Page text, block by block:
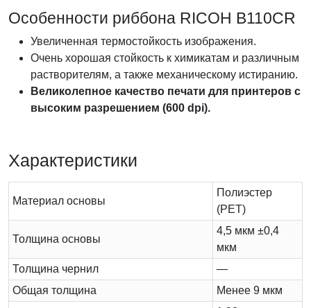
Особенности риббона RICOH B110CR
Увеличенная термостойкость изображения.
Очень хорошая стойкость к химикатам и различным
растворителям, а также механическому истиранию.
Великолепное качество печати для принтеров с
высоким разрешением (600 dpi).
Характеристики
Материал основы
Полиэстер
(PET)
Толщина основы
4,5 мкм ±0,4
мкм
Толщина чернил
—
Общая толщина
Менее 9 мкм